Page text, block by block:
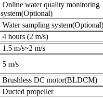
Online water quality monitoring
system(Optional)
Water sampling system(Optional)
4 hours (2 m/s)
1.5 m/s~2 m/s
5 m/s
Brushless DC motor(BLDCM)
Ducted propeller